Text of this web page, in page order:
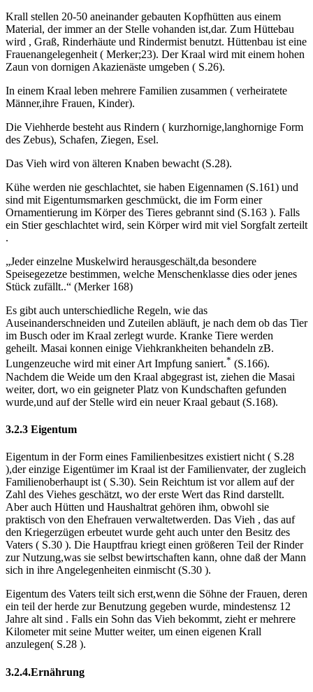
Krall stellen 20-50 aneinander gebauten Kopfhütten aus einem
Material, der immer an der Stelle vohanden ist,dar. Zum Hüttebau
wird , Graß, Rinderhäute und Rindermist benutzt. Hüttenbau ist eine
Frauenangelegenheit ( Merker;23). Der Kraal wird mit einem hohen
Zaun von dornigen Akazienäste umgeben ( S.26).
In einem Kraal leben mehrere Familien zusammen ( verheiratete
Männer,ihre Frauen, Kinder).
Die Viehherde besteht aus Rindern ( kurzhornige,langhornige Form
des Zebus), Schafen, Ziegen, Esel.
Das Vieh wird von älteren Knaben bewacht (S.28).
Kühe werden nie geschlachtet, sie haben Eigennamen (S.161) und
sind mit Eigentumsmarken geschmückt, die im Form einer
Ornamentierung im Körper des Tieres gebrannt sind (S.163 ). Falls
ein Stier geschlachtet wird, sein Körper wird mit viel Sorgfalt zerteilt
.
„Jeder einzelne Muskelwird herausgeschält,da besondere
Speisegezetze bestimmen, welche Menschenklasse dies oder jenes
Stück zufällt..“ (Merker 168)
Es gibt auch unterschiedliche Regeln, wie das
Auseinanderschneiden und Zuteilen abläuft, je nach dem ob das Tier
im Busch oder im Kraal zerlegt wurde. Kranke Tiere werden
geheilt. Masai konnen einige Viehkrankheiten behandeln zB.
Lungenzeuche wird mit einer Art Impfung saniert.* (S.166).
Nachdem die Weide um den Kraal abgegrast ist, ziehen die Masai
weiter, dort, wo ein geigneter Platz von Kundschaften gefunden
wurde,und auf der Stelle wird ein neuer Kraal gebaut (S.168).
3.2.3 Eigentum
Eigentum in der Form eines Familienbesitzes existiert nicht ( S.28
),der einzige Eigentümer im Kraal ist der Familienvater, der zugleich
Familienoberhaupt ist ( S.30). Sein Reichtum ist vor allem auf der
Zahl des Viehes geschätzt, wo der erste Wert das Rind darstellt.
Aber auch Hütten und Haushaltrat gehören ihm, obwohl sie
praktisch von den Ehefrauen verwaltetwerden. Das Vieh , das auf
den Kriegerzügen erbeutet wurde geht auch unter den Besitz des
Vaters ( S.30 ). Die Hauptfrau kriegt einen größeren Teil der Rinder
zur Nutzung,was sie selbst bewirtschaften kann, ohne daß der Mann
sich in ihre Angelegenheiten einmischt (S.30 ).
Eigentum des Vaters teilt sich erst,wenn die Söhne der Frauen, deren
ein teil der herde zur Benutzung gegeben wurde, mindestensz 12
Jahre alt sind . Falls ein Sohn das Vieh bekommt, zieht er mehrere
Kilometer mit seine Mutter weiter, um einen eigenen Krall
anzulegen( S.28 ).
3.2.4.Ernährung